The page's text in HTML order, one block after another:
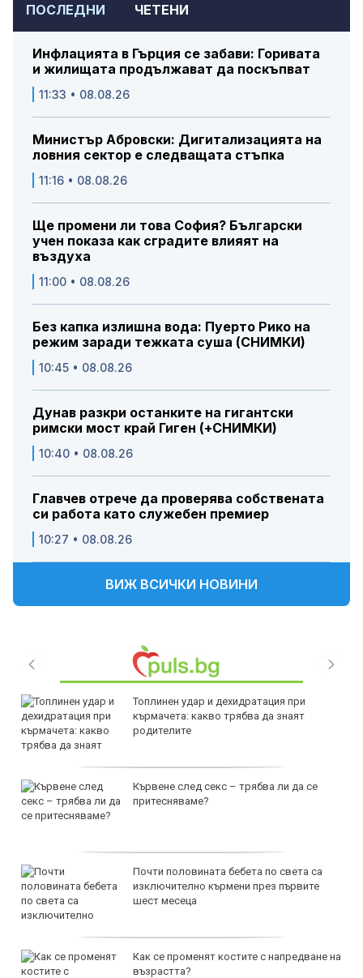
ПОСЛЕДНИ ЧЕТЕНИ
Инфлацията в Гърция се забави: Горивата
и жилищата продължават да поскъпват
11:33 • 08.08.26
Министър Абровски: Дигитализацията на
ловния сектор е следващата стъпка
11:16 • 08.08.26
Ще промени ли това София? Български
учен показа как сградите влияят на
въздуха
11:00 • 08.08.26
Без капка излишна вода: Пуерто Рико на
режим заради тежката суша (СНИМКИ)
10:45 • 08.08.26
Дунав разкри останките на гигантски
римски мост край Гиген (+СНИМКИ)
10:40 • 08.08.26
Главчев отрече да проверява собствената
си работа като служебен премиер
10:27 • 08.08.26
ВИЖ ВСИЧКИ НОВИНИ
Топлинен удар и дехидратация при
кърмачета: какво трябва да знаят
родителите
Кървене след секс – трябва ли да се
притесняваме?
Почти половината бебета по света са
изключително кърмени през първите
шест месеца
Как се променят костите с напредване на
възрастта?